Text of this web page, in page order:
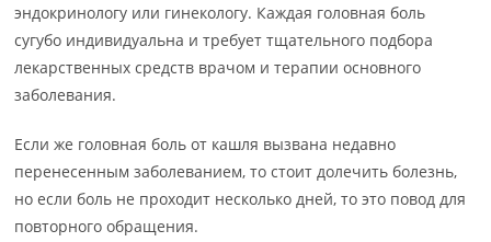
эндокринологу или гинекологу. Каждая головная боль
сугубо индивидуальна и требует тщательного подбора
лекарственных средств врачом и терапии основного
заболевания.
Если же головная боль от кашля вызвана недавно
перенесенным заболеванием, то стоит долечить болезнь,
но если боль не проходит несколько дней, то это повод для
повторного обращения.